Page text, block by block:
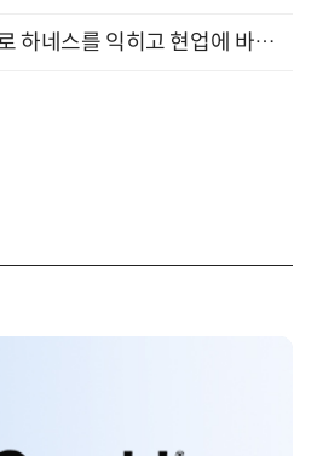
단 하루, 이론과 실습으로 하네스를 익히고 현업에 바로 쓰는 핸즈온 워크숍 (8/20)